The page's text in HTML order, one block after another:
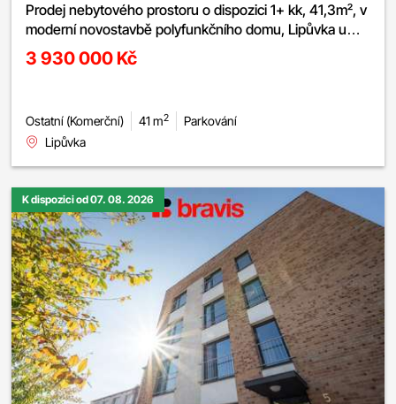
Prodej nebytového prostoru o dispozici 1+ kk, 41,3m², v
moderní novostavbě polyfunkčního domu, Lipůvka u
Brna, parkovací stání v ceně
3 930 000 Kč
Ostatní (Komerční) 41 m2
Parkování
Lipůvka
K dispozici od 07. 08. 2026